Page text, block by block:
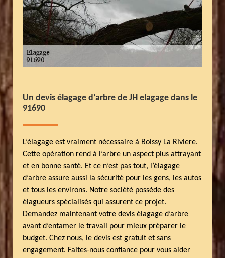
Un devis élagage d’arbre de JH elagage dans le
91690
L’élagage est vraiment nécessaire à Boissy La Riviere.
Cette opération rend à l’arbre un aspect plus attrayant
et en bonne santé. Et ce n’est pas tout, l’élagage
d’arbre assure aussi la sécurité pour les gens, les autos
et tous les environs. Notre société possède des
élagueurs spécialisés qui assurent ce projet.
Demandez maintenant votre devis élagage d’arbre
avant d’entamer le travail pour mieux préparer le
budget. Chez nous, le devis est gratuit et sans
engagement. Faites-nous confiance pour vous aider